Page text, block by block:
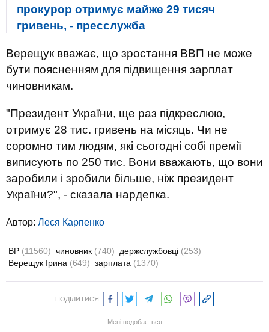
прокурор отримує майже 29 тисяч
гривень, - пресслужба
Верещук вважає, що зростання ВВП не може
бути поясненням для підвищення зарплат
чиновникам.
"Президент України, ще раз підкреслюю,
отримує 28 тис. гривень на місяць. Чи не
соромно тим людям, які сьогодні собі премії
виписують по 250 тис. Вони вважають, що вони
заробили і зробили більше, ніж президент
України?", - сказала нардепка.
Автор: Леся Карпенко
ВР (11560) чиновник (740) держслужбовці (253)
Верещук Ірина (649) зарплата (1370)
ПОДІЛИТИСЯ:
Мені подобається